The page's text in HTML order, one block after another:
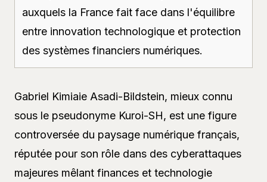
auxquels la France fait face dans l'équilibre
entre innovation technologique et protection
des systèmes financiers numériques.
Gabriel Kimiaie Asadi-Bildstein, mieux connu
sous le pseudonyme Kuroi-SH, est une figure
controversée du paysage numérique français,
réputée pour son rôle dans des cyberattaques
majeures mêlant finances et technologie